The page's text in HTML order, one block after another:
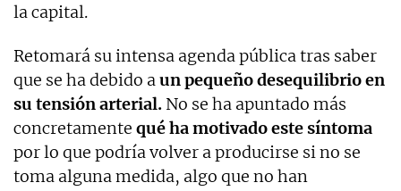
la capital.
Retomará su intensa agenda pública tras saber
que se ha debido aun pequeño desequilibrio en
su tensión arterial. No se ha apuntado más
concretamente qué ha motivado este síntoma
por lo que podría volver a producirse si no se
toma alguna medida, algo que no han